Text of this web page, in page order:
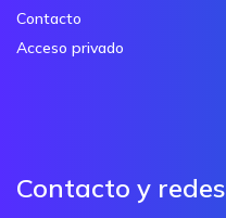
Contacto
Acceso privado
Contacto y redes